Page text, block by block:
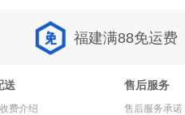
福建满88免运费
送
费介绍
售后服务
售后服务承诺